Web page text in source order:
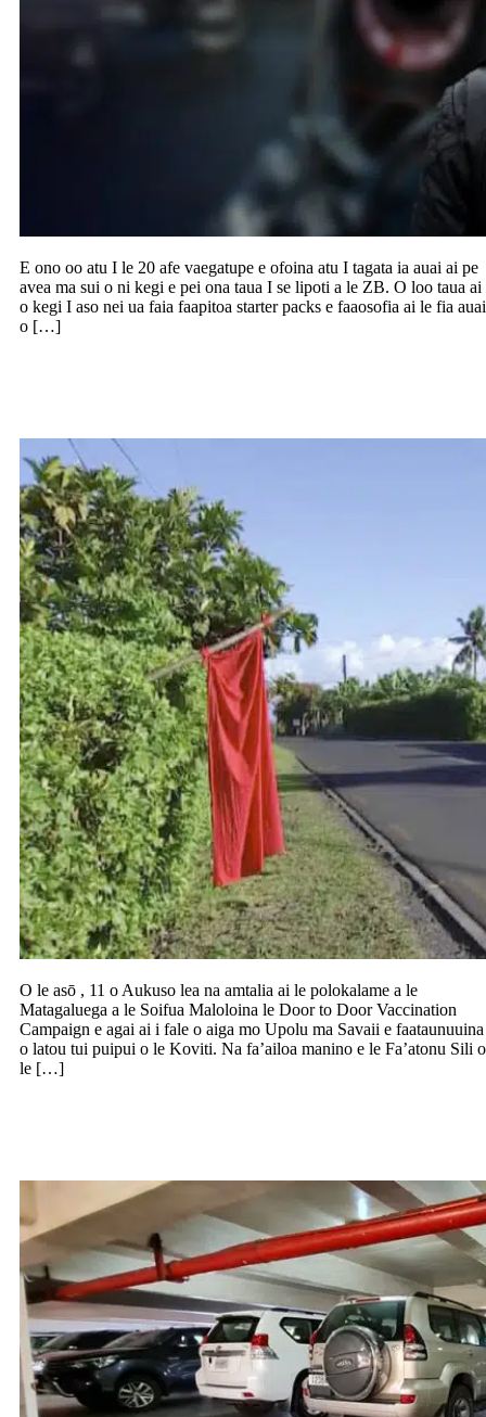
E ono oo atu I le 20 afe vaegatupe e ofoina atu I tagata ia auai ai pe
avea ma sui o ni kegi e pei ona taua I se lipoti a le ZB. O loo taua ai
o kegi I aso nei ua faia faapitoa starter packs e faaosofia ai le fia auai
o […]
O le asō , 11 o Aukuso lea na amtalia ai le polokalame a le
Matagaluega a le Soifua Maloloina le Door to Door Vaccination
Campaign e agai ai i fale o aiga mo Upolu ma Savaii e faataunuuina
o latou tui puipui o le Koviti. Na fa’ailoa manino e le Fa’atonu Sili o
le […]